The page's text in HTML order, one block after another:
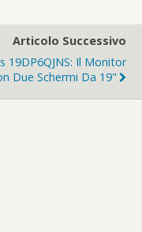
Articolo Successivo
19DP6QJNS: Il Monitor
Due Schermi Da 19"